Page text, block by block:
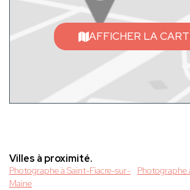
AFFICHER LA
Villes à proximité.
Photographe à Saint-Fiacre-sur-
Maine
Photographe